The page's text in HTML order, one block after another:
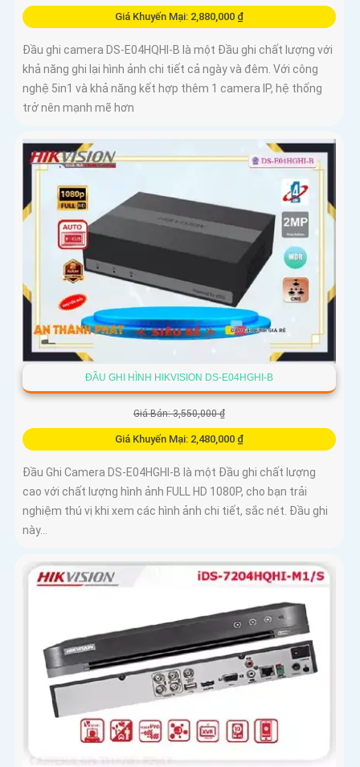
Giá Khuyến Mại: 2,880,000 ₫
Đầu ghi camera DS-E04HQHI-B là một Đầu ghi chất lượng với
khả năng ghi lại hình ảnh chi tiết cả ngày và đêm. Với công
nghệ 5in1 và khả năng kết hợp thêm 1 camera IP, hệ thống
trở nên mạnh mẽ hơn
ĐẦU GHI HÌNH HIKVISION DS-E04HGHI-B
Giá Bán: 3,550,000 ₫
Giá Khuyến Mại: 2,480,000 ₫
Đầu Ghi Camera DS-E04HGHI-B là một Đầu ghi chất lượng
cao với chất lượng hình ảnh FULL HD 1080P, cho bạn trải
nghiệm thú vị khi xem các hình ảnh chi tiết, sắc nét. Đầu ghi
này...